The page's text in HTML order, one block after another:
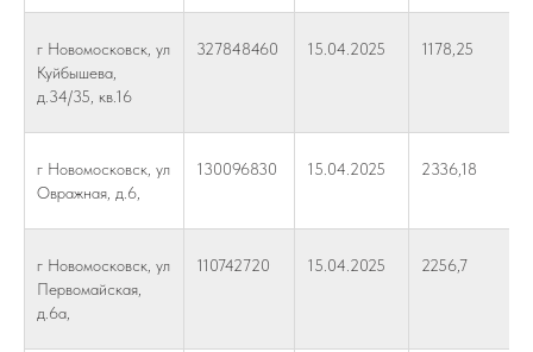
г Новомосковск, ул
Куйбышева,
д.34/35, кв.16
327848460 15.04.2025 1178,25
г Новомосковск, ул
Овражная, д.6,
130096830 15.04.2025 2336,18
г Новомосковск, ул
Первомайская,
д.6а,
110742720 15.04.2025 2256,7